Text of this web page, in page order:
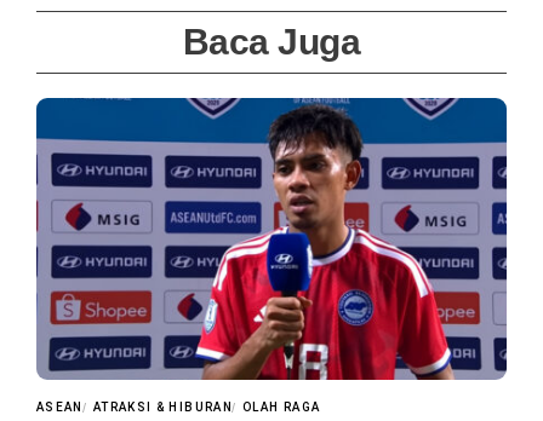
Baca Juga
ASEAN ATRAKSI & HIBURAN OLAH RAGA